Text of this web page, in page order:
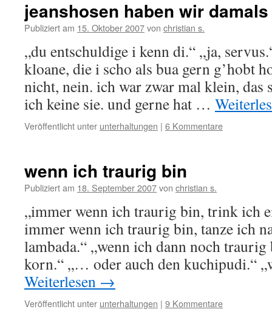
jeanshosen haben wir
Publiziert am 15. Oktober 2007von christian s.
„du entschuldige i kenn di.“ „ja,
kloane, die i scho als bua gern g’hobt
nicht, nein. ich war zwar mal klein,
ich keine sie. und gerne hat …
Veröffentlicht unter unterhaltungen | 6 Kommentare
wenn ich traurig bin
Publiziert am 18. September 2007von christian s.
„immer wenn ich traurig bin, trink ich
immer wenn ich traurig bin, tanze ich
lambada.“ „wenn ich dann noch
korn.“ „… oder auch den kuchipudi.“
Weiterlesen →
Veröffentlicht unter unterhaltungen | 9 Kommentare